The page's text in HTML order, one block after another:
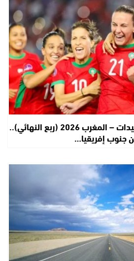
كأس أمم إفريقيا للسيدات – المغرب 2026 (ربع النهائي)..
جنوب إفريقيا…